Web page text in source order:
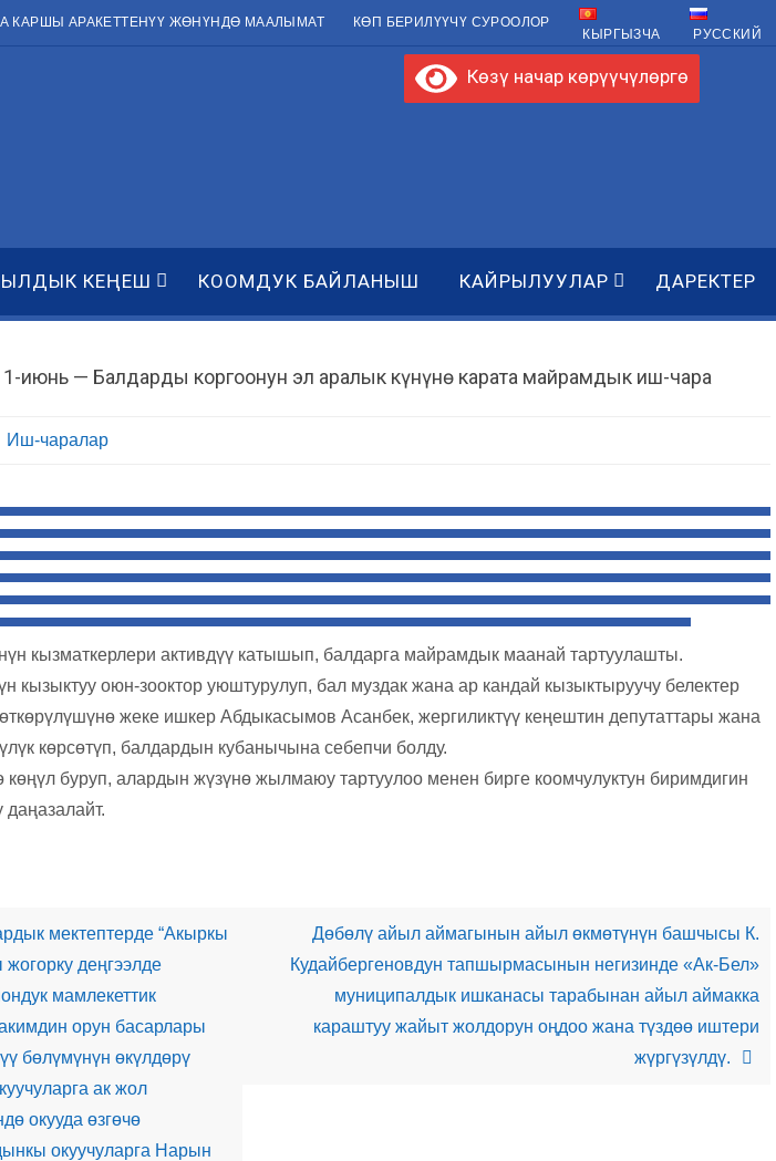
КАРШЫ АРАКЕТТЕНҮҮ ЖӨНҮНДӨ МААЛЫМАТ КӨП БЕРИЛҮҮЧҮ СУРООЛОР
КЫРГЫЗЧА РУССКИЙ
Көзү начар көрүүчүлөргө
КЕҢЕШ КООМДУК БАЙЛАНЫШ КАЙРЫЛУУЛАР ДАРЕКТЕР
июнь — Балдарды коргоонун эл аралык күнүнө карата майрамдык иш-чара
Иш-чаралар
кызматкерлери активдүү катышып, балдарга майрамдык маанай тартуулашты.
оюн-зооктор уюштурулуп, бал муздак жана ар кандай кызыктыруучу белектер
жеке ишкер Абдыкасымов Асанбек, жергиликтүү кеңештин депутаттары жана
көрсөтүп, балдардын кубанычына себепчи болду.
буруп, алардын жүзүнө жылмаюу тартуулоо менен бирге коомчулуктун биримдигин
даңазалайт.
мектептерде “Акыркы
жогорку деңгээлде
мамлекеттик
орун басарлары
бөлүмүнүн өкүлдөрү
ак жол
окууда өзгөчө
окуучуларга Нарын
Дөбөлү айыл аймагынын айыл өкмөтүнүн башчысы К.
Кудайбергеновдун тапшырмасынын негизинде «Ак-Бел»
муниципалдык ишканасы тарабынан айыл аймакка
караштуу жайыт жолдорун оңдоо жана түздөө иштери
жүргүзүлдү.